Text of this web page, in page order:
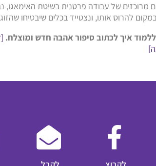
מרוכזים של עבודה פרטנית בשיטת
להרוס אותו, ונצטייד בכלים שיבטיחו
ללמוד איך לכתוב סיפור אהבה חדש ומוצלח.